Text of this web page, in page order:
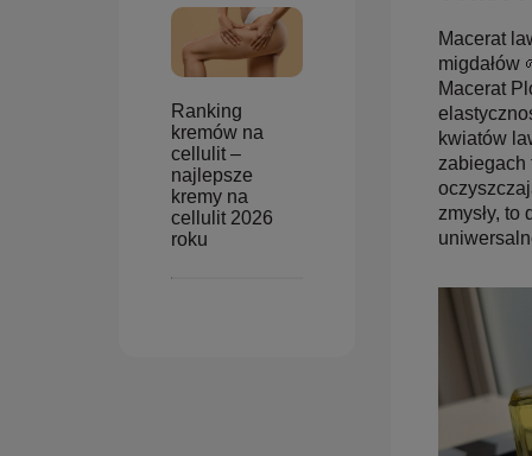
Ranking
kremów na
cellulit –
najlepsze
kremy na
cellulit 2026
roku
Macerat
migdałów
Macerat
kwiatów
zabiegach
zmysły, to